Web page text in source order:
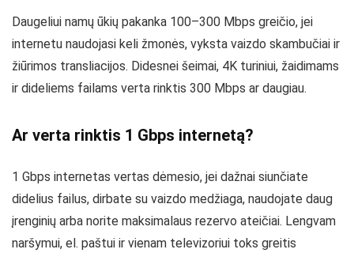
Daugeliui namų ūkių pakanka 100–300 Mbps greičio, jei
internetu naudojasi keli žmonės, vyksta vaizdo skambučiai ir
žiūrimos transliacijos. Didesnei šeimai, 4K turiniui, žaidimams
ir dideliems failams verta rinktis 300 Mbps ar daugiau.
Ar verta rinktis 1 Gbps internetą?
1 Gbps internetas vertas dėmesio, jei dažnai siunčiate
didelius failus, dirbate su vaizdo medžiaga, naudojate daug
įrenginių arba norite maksimalaus rezervo ateičiai. Lengvam
naršymui, el. paštui ir vienam televizoriui toks greitis